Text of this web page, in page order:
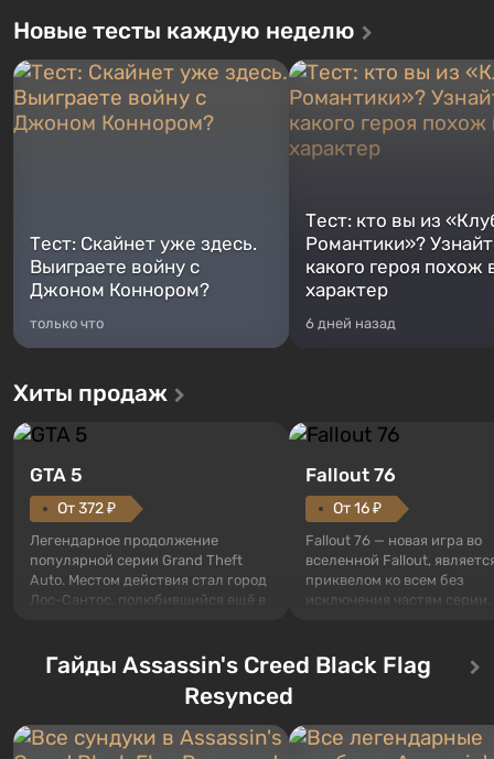
Новые тесты каждую неделю
Тест: Скайнет уже здесь.
Выиграете войну с
Джоном Коннором?
только что
Тест: кто вы из
Романтики»?
какого героя похож
характер
6 дней назад
Хиты продаж
GTA 5
От 372 ₽
Легендарное продолжение
популярной серии Grand Theft
Auto. Местом действия стал город
Лос-Сантос, полюбившийся ещё в
сразу трех персонажей: Майкла,
Тревора и Франклина, между
Жанр и...
Fallout 76
От 16 ₽
Fallout 76 — новая игра во
вселенной Fallout,
приквелом ко всем без
исключения частям серии.
Оно же, по задумке
Vault-Tec, должно
Место действия Fallout...
Гайды Assassin's Creed Black Flag
Resynced